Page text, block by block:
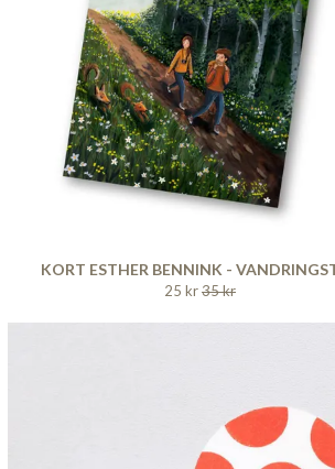
KORT ESTHER BENNINK -
25 kr35 kr